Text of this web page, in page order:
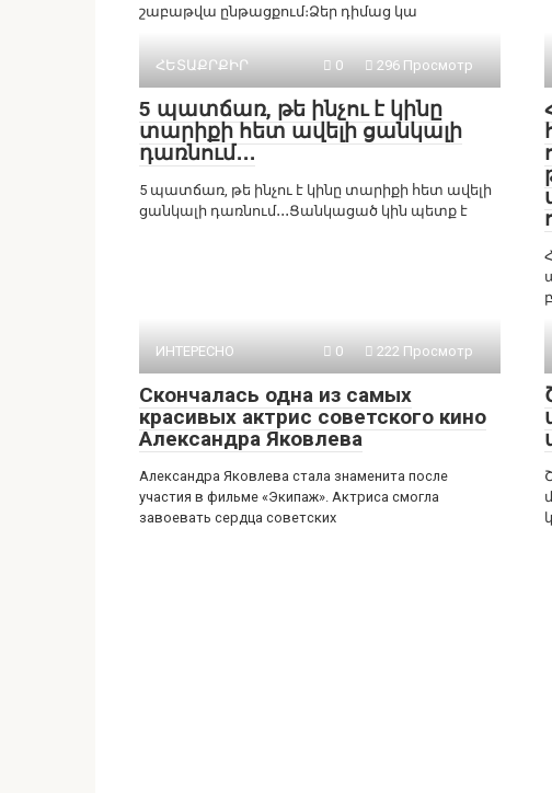
շաբաթվա ընթացքում։Ձեր դիմաց կա
ՀԵՏԱՔՐՔԻՐ 0 296 Просмотр
5 պատճառ, թե ինչու է կինը
տարիքի հետ ավելի ցանկալի
դառնում․․․
5 պատճառ, թե ինչու է կինը տարիքի հետ ավելի
ցանկալի դառնում․․․Ցանկացած կին պետք է
ИНТЕРЕСНО 0 222 Просмотр
Скончалась одна из самых
красивых актрис советского кино
Александра Яковлева
Александра Яковлева стала знаменита после
участия в фильме «Экипаж». Актриса смогла
завоевать сердца советских